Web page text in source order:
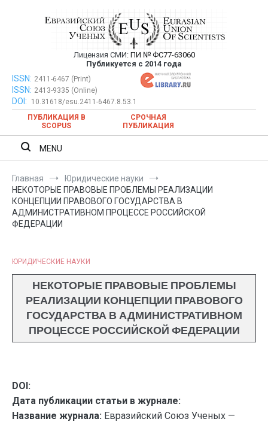
Евразийский Союз Ученых —
публикация научных статей в
ежемесячном научном журнале
Лицензия СМИ: ПИ № ФС77-63060
Публикуется с 2014 года
Евразийский Союз Ученых — публикация научных статей в
ежемесячном научном журнале
ISSN: 2411-6467 (Print)
ISSN: 2413-9335 (Online)
DOI:
10.31618/esu.2411-6467.8.53.1
ПУБЛИКАЦИЯ В
SCOPUS
СРОЧНАЯ
ПУБЛИКАЦИЯ
MENU
Главная
Юридические науки
НЕКОТОРЫЕ ПРАВОВЫЕ ПРОБЛЕМЫ РЕАЛИЗАЦИИ
КОНЦЕПЦИИ ПРАВОВОГО ГОСУДАРСТВА В
АДМИНИСТРАТИВНОМ ПРОЦЕССЕ РОССИЙСКОЙ
ФЕДЕРАЦИИ
ЮРИДИЧЕСКИЕ НАУКИ
НЕКОТОРЫЕ ПРАВОВЫЕ ПРОБЛЕМЫ
РЕАЛИЗАЦИИ КОНЦЕПЦИИ ПРАВОВОГО
ГОСУДАРСТВА В АДМИНИСТРАТИВНОМ
ПРОЦЕССЕ РОССИЙСКОЙ ФЕДЕРАЦИИ
DOI:
Дата публикации статьи в журнале:
Название журнала: Евразийский Союз Ученых —